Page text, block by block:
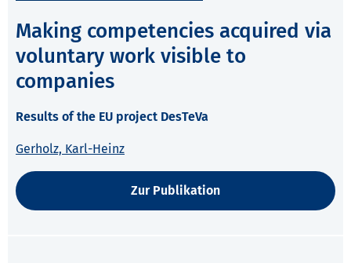
Making competencies acquired via
voluntary work visible to
companies
Results of the EU project DesTeVa
Gerholz, Karl-Heinz
Zur Publikation